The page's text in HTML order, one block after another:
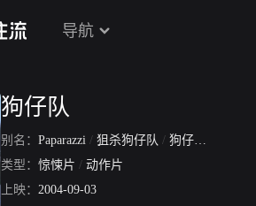
导航
狗仔队
别名： Paparazzi / 狙杀狗仔队 / 狗仔终结者
类型： 惊悚片 / 动作片
上映： 2004-09-03